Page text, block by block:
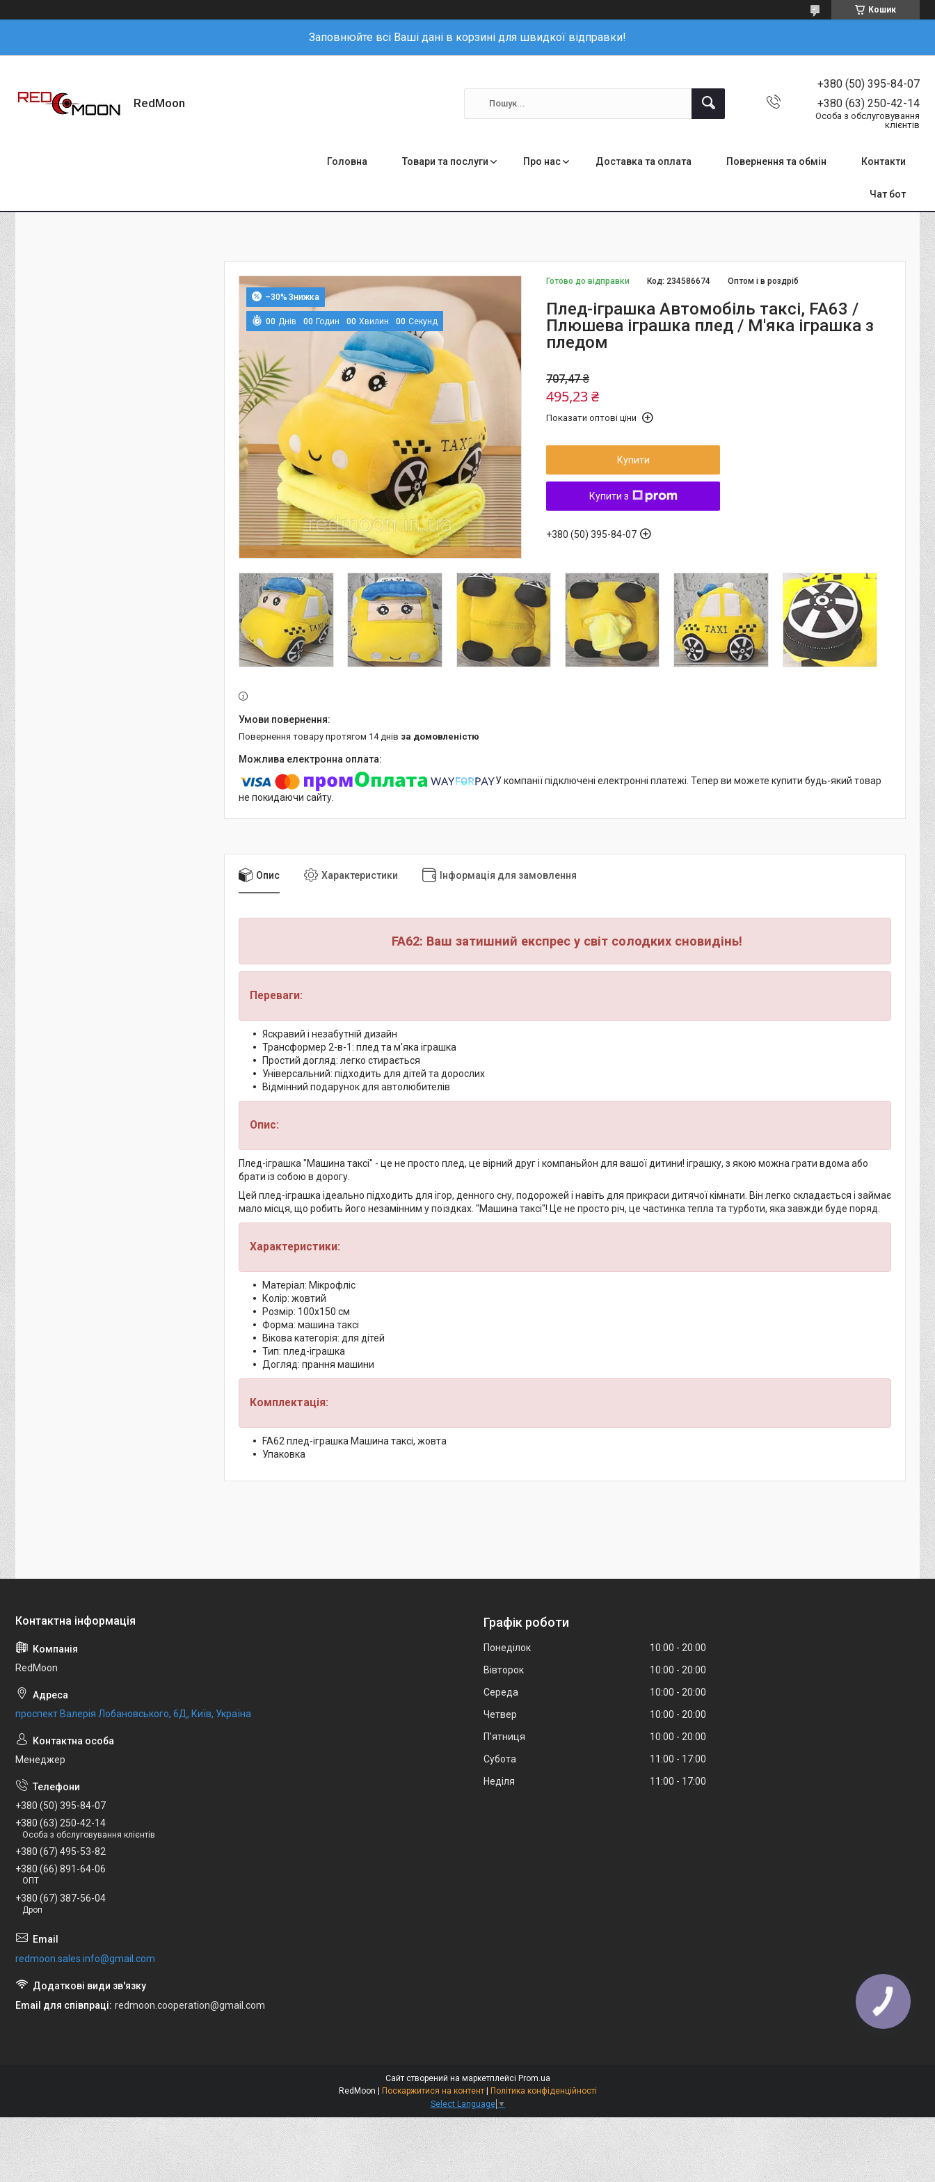
Кошик
Заповнюйте всі Ваші дані в корзині для швидкої відправки!
RedMoon
+380 (50) 395-84-07
+380 (63) 250-42-14
Особа з обслуговування
клієнтів
Головна Товари та послуги Про нас Доставка та оплата Повернення та обмін Контакти
Чат бот
–30%
00 Днів 00 Годин 00 Хвилин 00 Секунд
Готово до відправки Оптом і в роздріб
Код: 234586674
Плед-іграшка Автомобіль таксі, FA63 /
Плюшева іграшка плед / М'яка іграшка з
пледом
707,47 ₴
495,23 ₴
Показати оптові ціни
Купити
Купити з
+380 (50) 395-84-07
повернення товару протягом 14 днів за домовленістю
У компанії підключені електронні платежі. Тепер ви можете купити будь-який товар
не покидаючи сайту.
Опис Характеристики Інформація для замовлення
FA62: Ваш затишний експрес у світ солодких сновидінь!
Переваги:
Яскравий і незабутній дизайн
Трансформер 2-в-1: плед та м'яка іграшка
Простий догляд: легко стирається
Універсальний: підходить для дітей та дорослих
Відмінний подарунок для автолюбителів
Опис:
Плед-іграшка "Машина таксі" - це не просто плед, це вірний друг і компаньйон для вашої дитини! іграшку, з якою можна грати вдома або
брати із собою в дорогу.
Цей плед-іграшка ідеально підходить для ігор, денного сну, подорожей і навіть для прикраси дитячої кімнати. Він легко складається і займає
мало місця, що робить його незамінним у поїздках. "Машина таксі"! Це не просто річ, це частинка тепла та турботи, яка завжди буде поряд.
Характеристики:
Матеріал: Мікрофліс
Колір: жовтий
Розмір: 100x150 см
Форма: машина таксі
Вікова категорія: для дітей
Тип: плед-іграшка
Догляд: прання машини
Комплектація:
FA62 плед-іграшка Машина таксі, жовта
Упаковка
RedMoon
проспект Валерія Лобановського, 6Д, Київ, Україна
Менеджер
+380 (50) 395-84-07
+380 (63) 250-42-14
Особа з обслуговування клієнтів
+380 (67) 495-53-82
+380 (66) 891-64-06
ОПТ
+380 (67) 387-56-04
Дроп
redmoon.sales.info@gmail.com
Email для співпраці redmoon.cooperation@gmail.com
Графік роботи
Понеділок 10:00
20:00
Вівторок
10:00
20:00
Середа
10:00
20:00
Четвер
10:00
20:00
Пʼятниця
10:00
20:00
Субота
11:00
17:00
Неділя
11:00 17:00
Сайт створений на маркетплейсі Prom.ua
Поскаржитися на контент
Політика конфіденційності
Select Language ▼